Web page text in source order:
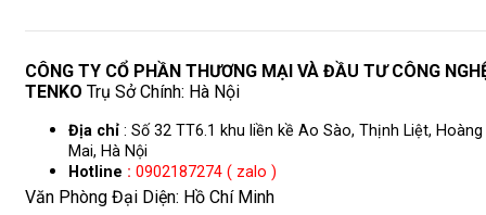
CÔNG TY CỔ PHẦN THƯƠNG MẠI VÀ ĐẦU TƯ CÔNG
TENKO Trụ Sở Chính: Hà Nội
Địa chỉ : Số 32 TT6.1 khu liền kề Ao Sào, Thịnh Liệt, Hoàng
Mai, Hà Nội
Hotline : 0902187274 ( zalo )
Văn Phòng Đại Diện: Hồ Chí Minh